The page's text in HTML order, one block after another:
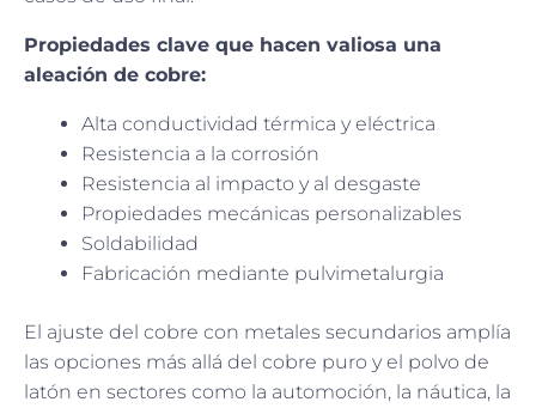
Propiedades clave que hacen valiosa una
aleación de cobre:
Alta conductividad térmica y eléctrica
Resistencia a la corrosión
Resistencia al impacto y al desgaste
Propiedades mecánicas personalizables
Soldabilidad
Fabricación mediante pulvimetalurgia
El ajuste del cobre con metales secundarios amplía
las opciones más allá del cobre puro y el polvo de
latón en sectores como la automoción, la náutica, la